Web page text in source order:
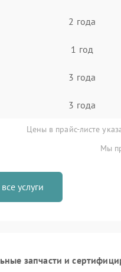
2 года
1 год
3 года
3 года
Цены в прайс-листе
Мы
услуги
запчасти и